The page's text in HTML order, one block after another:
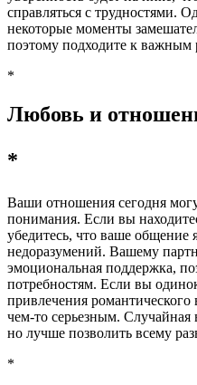
справляться с трудностями.
некоторые моменты
поэтому подходите к
*
Любовь и
*
Ваши отношения сегодня
понимания. Если вы
убедитесь, что ваше общение
недоразумений. Вашему
эмоциональная поддержка,
потребностям. Если вы
привлечения
чем-то серьезным. Случайная
но лучше позволить всему
*